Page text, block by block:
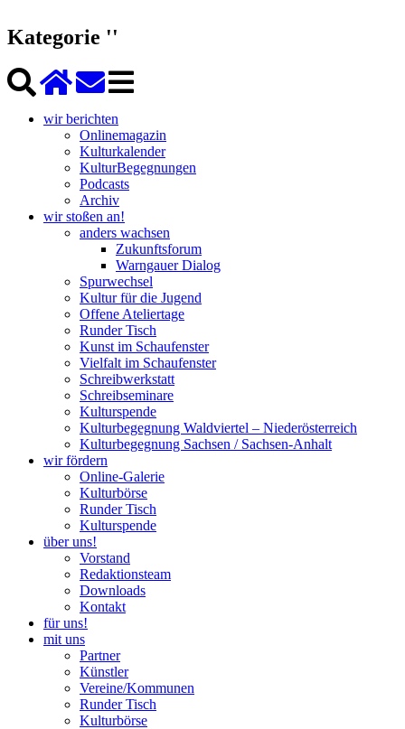
Kategorie ''
wir berichten
Onlinemagazin
Kulturkalender
KulturBegegnungen
Podcasts
Archiv
wir stoßen an!
anders wachsen
Zukunftsforum
Warngauer Dialog
Spurwechsel
Kultur für die Jugend
Offene Ateliertage
Runder Tisch
Kunst im Schaufenster
Vielfalt im Schaufenster
Schreibwerkstatt
Schreibseminare
Kulturspende
Kulturbegegnung Waldviertel – Niederösterreich
Kulturbegegnung Sachsen / Sachsen-Anhalt
wir fördern
Online-Galerie
Kulturbörse
Runder Tisch
Kulturspende
über uns!
Vorstand
Redaktionsteam
Downloads
Kontakt
für uns!
mit uns
Partner
Künstler
Vereine/Kommunen
Runder Tisch
Kulturbörse